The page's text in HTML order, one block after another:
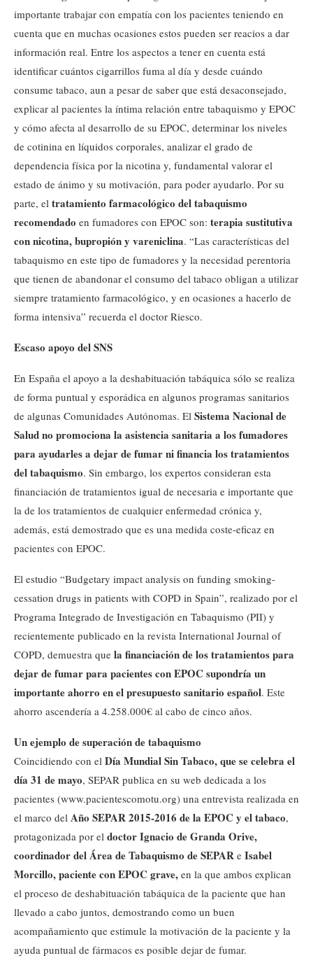
importante trabajar con empatía con los pacientes teniendo en
cuenta que en muchas ocasiones estos pueden ser reacios a dar
información real. Entre los aspectos a tener en cuenta está
identificar cuántos cigarrillos fuma al día y desde cuándo
consume tabaco, aun a pesar de saber que está desaconsejado,
explicar al pacientes la íntima relación entre tabaquismo y EPOC
y cómo afecta al desarrollo de su EPOC, determinar los niveles
de cotinina en líquidos corporales, analizar el grado de
dependencia física por la nicotina y, fundamental valorar el
estado de ánimo y su motivación, para poder ayudarlo. Por su
parte, el tratamiento farmacológico del tabaquismo
recomendado en fumadores con EPOC son: terapia sustitutiva
con nicotina, bupropión y vareniclina. “Las características del
tabaquismo en este tipo de fumadores y la necesidad perentoria
que tienen de abandonar el consumo del tabaco obligan a utilizar
siempre tratamiento farmacológico, y en ocasiones a hacerlo de
forma intensiva” recuerda el doctor Riesco.
Escaso apoyo del SNS
En España el apoyo a la deshabituación tabáquica sólo se realiza
de forma puntual y esporádica en algunos programas sanitarios
de algunas Comunidades Autónomas. El Sistema Nacional de
Salud no promociona la asistencia sanitaria a los fumadores
para ayudarles a dejar de fumar ni financia los tratamientos
del tabaquismo. Sin embargo, los expertos consideran esta
financiación de tratamientos igual de necesaria e importante que
la de los tratamientos de cualquier enfermedad crónica y,
además, está demostrado que es una medida coste-eficaz en
pacientes con EPOC.
El estudio “Budgetary impact analysis on funding smoking-
cessation drugs in patients with COPD in Spain”, realizado por el
Programa Integrado de Investigación en Tabaquismo (PII) y
recientemente publicado en la revista International Journal of
COPD, demuestra que la financiación de los tratamientos para
dejar de fumar para pacientes con EPOC supondría un
importante ahorro en el presupuesto sanitario español. Este
ahorro ascendería a 4.258.000€ al cabo de cinco años.
Un ejemplo de superación de tabaquismo
Coincidiendo con el Día Mundial Sin Tabaco, que se celebra el
día 31 de mayo, SEPAR publica en su web dedicada a los
pacientes (www.pacientescomotu.org) una entrevista realizada en
el marco del Año SEPAR 2015-2016 de la EPOC y el tabaco,
protagonizada por el doctor Ignacio de Granda Orive,
coordinador del Área de Tabaquismo de SEPAR e Isabel
Morcillo, paciente con EPOC grave, en la que ambos explican
el proceso de deshabituación tabáquica de la paciente que han
llevado a cabo juntos, demostrando como un buen
acompañamiento que estimule la motivación de la paciente y la
ayuda puntual de fármacos es posible dejar de fumar.